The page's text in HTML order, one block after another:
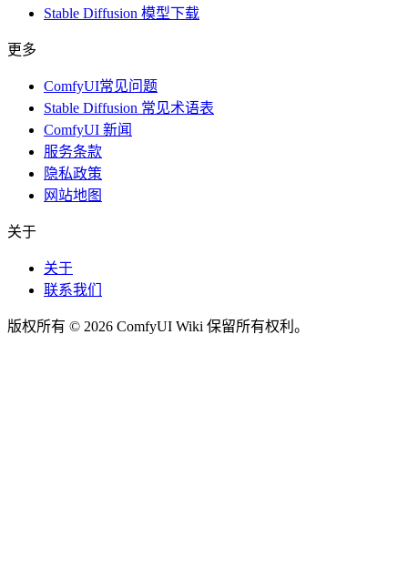
Stable Diffusion 模型下载
更多
ComfyUI常见问题
Stable Diffusion 常见术语表
ComfyUI 新闻
服务条款
隐私政策
网站地图
关于
关于
联系我们
版权所有 © 2026 ComfyUI Wiki 保留所有权利。